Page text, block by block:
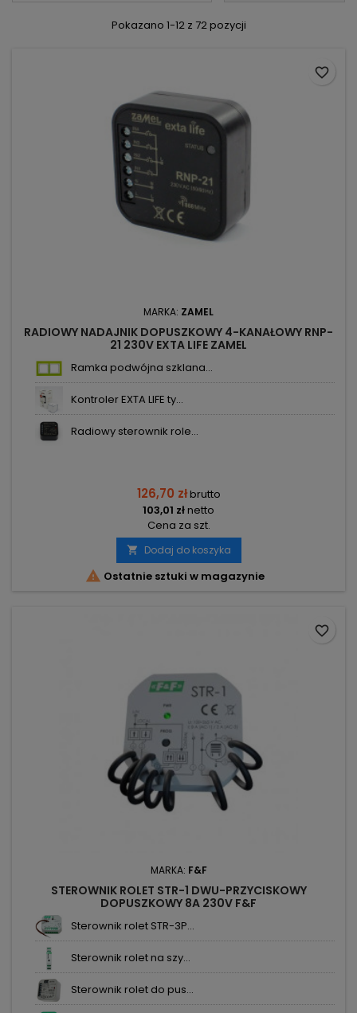
Pokazano 1-12 z 72 pozycji
MARKA: ZAMEL
RADIOWY NADAJNIK DOPUSZKOWY 4-KANAŁOWY RNP-
21 230V EXTA LIFE ZAMEL
Ramka podwójna szklana...
Kontroler EXTA LIFE ty...
Radiowy sterownik role...
126,70 złbrutto
103,01 złnetto
Cena za szt.
 Dodaj do koszyka
 Ostatnie sztuki w magazynie
favorite_border
MARKA: F&F
STEROWNIK ROLET STR-1 DWU-PRZYCISKOWY
DOPUSZKOWY 8A 230V F&F
Sterownik rolet STR-3P...
Sterownik rolet na szy...
Sterownik rolet do pus...
favorite_border